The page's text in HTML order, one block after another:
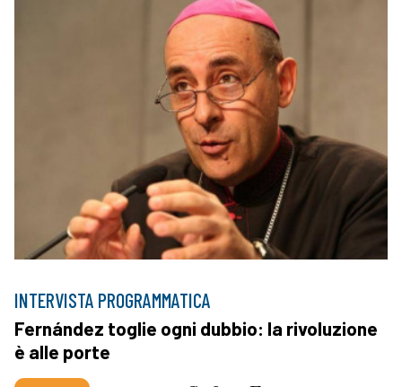
INTERVISTA PROGRAMMATICA
Fernández toglie ogni dubbio: la rivoluzione
è alle porte